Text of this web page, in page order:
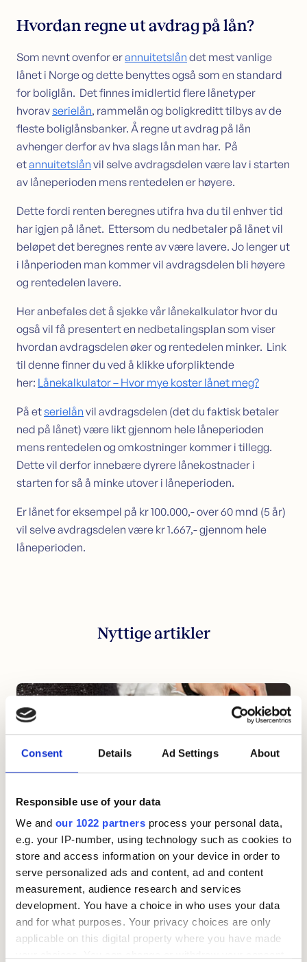
Consent Details Ad Settings About
Responsible use of your data
We and our 1022 partners process your personal data,
e.g. your IP-number, using technology such as cookies to
store and access information on your device in order to
serve personalized ads and content, ad and content
measurement, audience research and services
development. You have a choice in who uses your data
and for what purposes. Your privacy choices are only
applicable on this digital property where you have made
Hvordan regne ut avdrag på lån?
Som nevnt ovenfor erannuitetslån det mest vanlige
lånet i Norge og dette benyttes også som en standard
for boliglån. Det finnes imidlertid flere lånetyper
hvoravserielån, rammelån og boligkreditt tilbys av de
fleste boliglånsbanker. Å regne ut avdrag på lån
avhenger derfor av hva slags lån man har. På
etannuitetslån vil selve avdragsdelen være lav i starten
av låneperioden mens rentedelen er høyere.
Dette fordi renten beregnes utifra hva du til enhver tid
har igjen på lånet. Ettersom du nedbetaler på lånet vil
beløpet det beregnes rente av være lavere. Jo lenger ut
i lånperioden man kommer vil avdragsdelen bli høyere
og rentedelen lavere.
Her anbefales det å sjekke vår lånekalkulator hvor du
også vil få presentert en nedbetalingsplan som viser
hvordan avdragsdelen øker og rentedelen minker. Link
til denne finner du ved å klikke uforpliktende
her: Lånekalkulator – Hvor mye koster lånet meg?
På etserielån vil avdragsdelen (det du faktisk betaler
ned på lånet) være likt gjennom hele låneperioden
mens rentedelen og omkostninger kommer i tillegg.
Dette vil derfor innebære dyrere lånekostnader i
starten for så å minke utover i låneperioden.
Er lånet for eksempel på kr 100.000,- over 60 mnd (5 år)
vil selve avdragsdelen være kr 1.667,- gjennom hele
låneperioden.
Nyttige artikler
Hva er reglene for lønnstrekk og hvordan
stoppe det?
Lønnstrekk – kort oppsummert: Hva er lønnstrekk?
Lønnstrekk er når arbeidsgiver holder tilbake en del av
en ansatt sin lønn. Det samme gjelder om du får
trygdeytelser – da kan du få lønnstrekk ved at NAV
trekker pengene før utbetaling. Grunnen til at
lønnstrekk skjer kan være forskjellige ting, som frivillige